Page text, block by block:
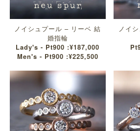
ノイシュプール – リーベ 結
婚指輪
Lady's - Pt900 :¥187,000
Men's - Pt900 :¥225,500
ノイ